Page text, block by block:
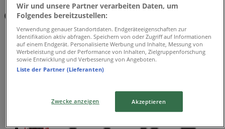
Geschäfte in der Nähe
Daniel Hechter
Wir und unsere Partner verarbeiten Daten, um
Folgendes bereitzustellen:
Verwendung genauer Standortdaten. Endgeräteeigenschaften zur
Identifikation aktiv abfragen. Speichern von oder Zugriff auf Informationen
auf einem Endgerät. Personalisierte Werbung und Inhalte, Messung von
Werbeleistung und der Performance von Inhalten, Zielgruppenforschung
sowie Entwicklung und Verbesserung von Angeboten.
Liste der Partner (Lieferanten)
Zwecke anzeigen Akzeptieren